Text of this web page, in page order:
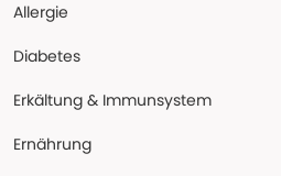
Allergie
Diabetes
Erkältung & Immunsystem
Ernährung